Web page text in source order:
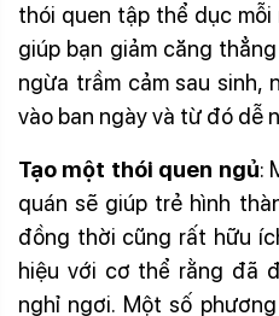
thói quen tập thể dục
giúp bạn giảm căng
ngừa trầm cảm sau sinh,
vào ban ngày và từ đó dễ
Tạo một thói quen ngủ:
quán sẽ giúp trẻ hình
đồng thời cũng rất hữu
hiệu với cơ thể rằng đã
nghỉ ngơi. Một số